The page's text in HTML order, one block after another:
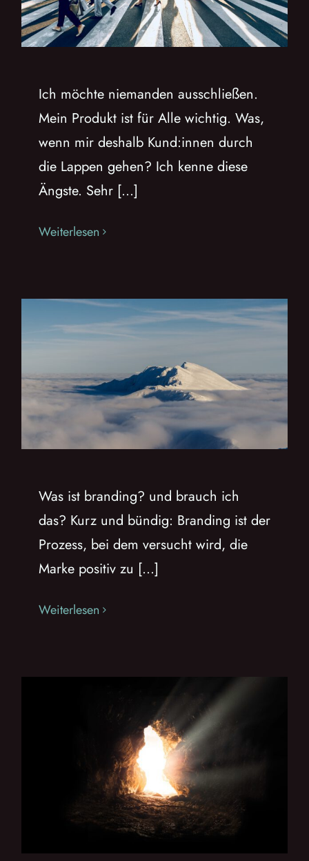
Ich möchte niemanden ausschließen.
Mein Produkt ist für Alle wichtig. Was,
wenn mir deshalb Kund:innen durch
die Lappen gehen? Ich kenne diese
Ängste. Sehr [...]
Weiterlesen
Was ist branding? und brauch ich
das? Kurz und bündig: Branding ist der
Prozess, bei dem versucht wird, die
Marke positiv zu [...]
Weiterlesen